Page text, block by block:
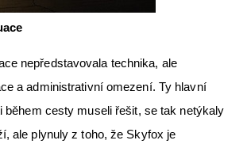
nepředstavovala technika, ale
a administrativní omezení. Ty hlavní
během cesty museli řešit, se tak netýkaly
ale plynuly z toho, že Skyfox je